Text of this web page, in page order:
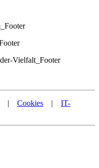
Cookies
IT-